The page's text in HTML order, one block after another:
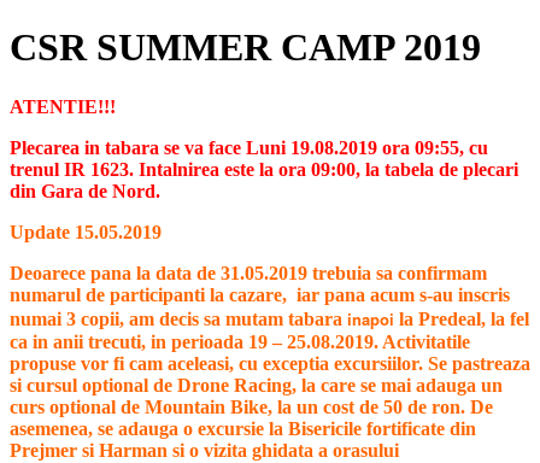
CSR SUMMER CAMP 2019
ATENTIE!!!
Plecarea in tabara se va face Luni 19.08.2019 ora 09:55, cu
trenul IR 1623. Intalnirea este la ora 09:00, la tabela de plecari
din Gara de Nord.
Update 15.05.2019
Deoarece pana la data de 31.05.2019 trebuia sa confirmam
numarul de participanti la cazare, iar pana acum s-au inscris
numai 3 copii, am decis sa mutam tabara inapoi la Predeal, la fel
ca in anii trecuti, in perioada 19 – 25.08.2019. Activitatile
propuse vor fi cam aceleasi, cu exceptia excursiilor. Se pastreaza
si cursul optional de Drone Racing, la care se mai adauga un
curs optional de Mountain Bike, la un cost de 50 de ron. De
asemenea, se adauga o excursie la Bisericile fortificate din
Prejmer si Harman si o vizita ghidata a orasului